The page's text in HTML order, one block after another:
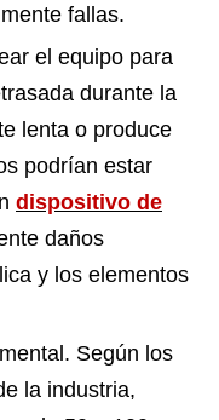
fallas.
el equipo para
durante la
lenta o produce
podrían estar
dispositivo de
daños
y los elementos
Según los
la industria,